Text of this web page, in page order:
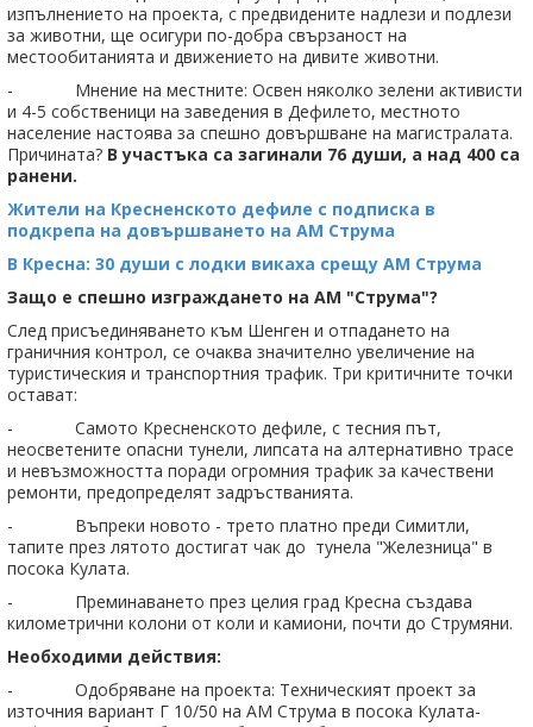
изпълнението на проекта, с предвидените надлези и подлези
за животни, ще осигури по-добра свързаност на
местообитанията и движението на дивите животни.
- Мнение на местните: Освен няколко зелени активисти
и 4-5 собственици на заведения в Дефилето, местното
население настоява за спешно довършване на магистралата.
Причината? В участъка са загинали 76 души, а над 400 са
ранени.
Жители на Кресненското дефиле с подписка в
подкрепа на довършването на АМ Струма
В Кресна: 30 души с лодки викаха срещу АМ Струма
Защо е спешно изграждането на АМ "Струма"?
След присъединяването към Шенген и отпадането на
граничния контрол, се очаква значително увеличение на
туристическия и транспортния трафик. Три критичните точки
остават:
- Самото Кресненското дефиле, с тесния път,
неосветените опасни тунели, липсата на алтернативно трасе
и невъзможността поради огромния трафик за качествени
ремонти, предопределят задръстванията.
- Въпреки новото - трето платно преди Симитли,
тапите през лятото достигат чак до тунела "Железница" в
посока Кулата.
- Преминаването през целия град Кресна създава
километрични колони от коли и камиони, почти до Струмяни.
Необходими действия:
- Одобряване на проекта: Техническият проект за
източния вариант Г 10/50 на АМ Струма в посока Кулата-